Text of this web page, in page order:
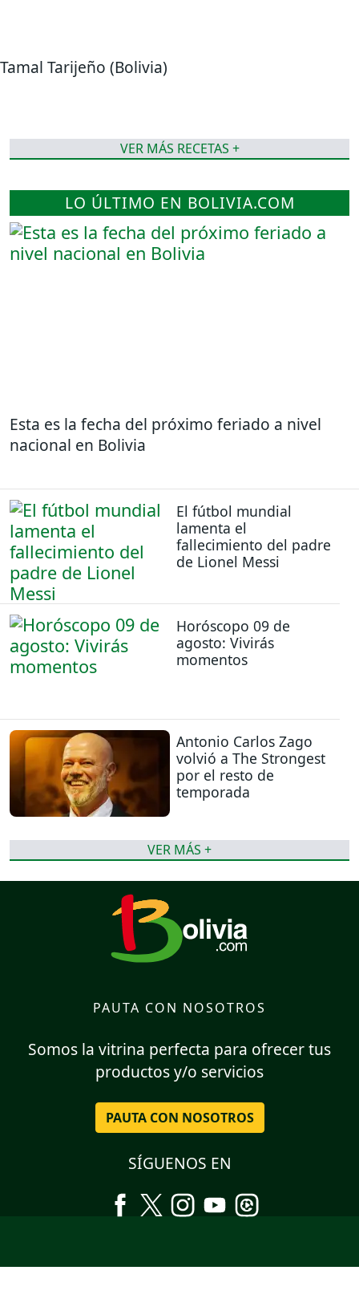
Tamal Tarijeño (Bolivia)
VER MÁS RECETAS +
LO ÚLTIMO EN BOLIVIA.COM
Esta es la fecha del próximo feriado a nivel
nacional en Bolivia
El fútbol mundial
lamenta el
fallecimiento del padre
de Lionel Messi
Horóscopo 09 de
agosto: Vivirás
momentos
Antonio Carlos Zago
volvió a The Strongest
por el resto de
temporada
VER MÁS +
PAUTA CON NOSOTROS
Somos la vitrina perfecta para ofrecer tus
productos y/o servicios
PAUTA CON NOSOTROS
SÍGUENOS EN